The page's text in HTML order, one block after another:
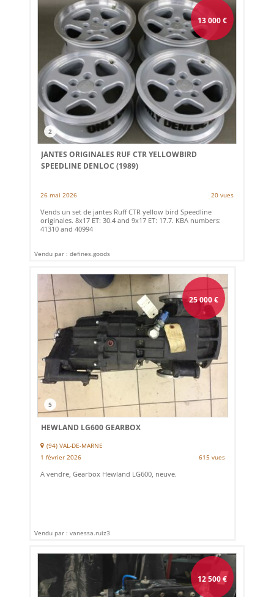
13 000€
2
JANTES ORIGINALES RUF CTR YELLOWBIRD
SPEEDLINE DENLOC (1989)
26 mai 2026 20 vues
Vends un set de jantes Ruff CTR yellow bird Speedline
originales. 8x17 ET: 30.4 and 9x17 ET: 17.7. KBA numbers:
41310 and 40994
Vendu par : defines.goods
25 000€
5
HEWLAND LG600 GEARBOX
(94) VAL-DE-MARNE
1 février 2026
615 vues
A vendre, Gearbox Hewland LG600, neuve.
Vendu par : vanessa.ruiz3
12 500€